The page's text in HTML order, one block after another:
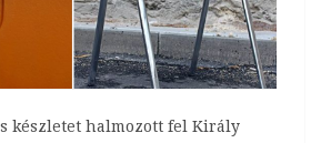
készletet halmozott fel Király